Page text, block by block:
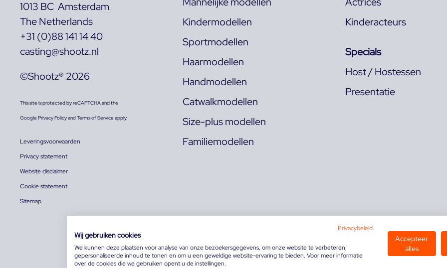
1013 BC Amsterdam
The Netherlands
+31 (0)88 141 14 40
casting@shootz.nl
©Shootz® 2026
This site is protected by reCAPTCHA and the
GooglePrivacy PolicyandTerms of Serviceapply.
Leveringsvoorwaarden
Privacy statement
Website disclaimer
Cookie statement
Sitemap
Kindermodellen
Sportmodellen
Haarmodellen
Handmodellen
Catwalkmodellen
Size-plus modellen
Familiemodellen
Kinderacteurs
Specials
Host / Hostessen
Presentatie
Privacybeleid
Wij gebruiken cookies
We kunnen deze plaatsen voor analyse van onze bezoekersgegevens, om onze website te verbeteren,
gepersonaliseerde inhoud te tonen en om u een geweldige website-ervaring te bieden. Voor meer informatie
over de cookies die we gebruiken opent u de instellingen.
Accepteer
alles